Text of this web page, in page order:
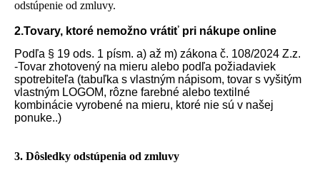
odstúpenie od zmluvy.
2.Tovary, ktoré nemožno vrátiť pri nákupe online
Podľa § 19 ods. 1 písm. a) až m) zákona č. 108/2024 Z.z.
-Tovar zhotovený na mieru alebo podľa požiadaviek
spotrebiteľa (tabuľka s vlastným nápisom, tovar s vyšitým
vlastným LOGOM, rôzne farebné alebo textilné
kombinácie vyrobené na mieru, ktoré nie sú v našej
ponuke..)
3. Dôsledky odstúpenia od zmluvy